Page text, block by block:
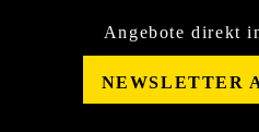
Angebote direkt
NEWSLETTER